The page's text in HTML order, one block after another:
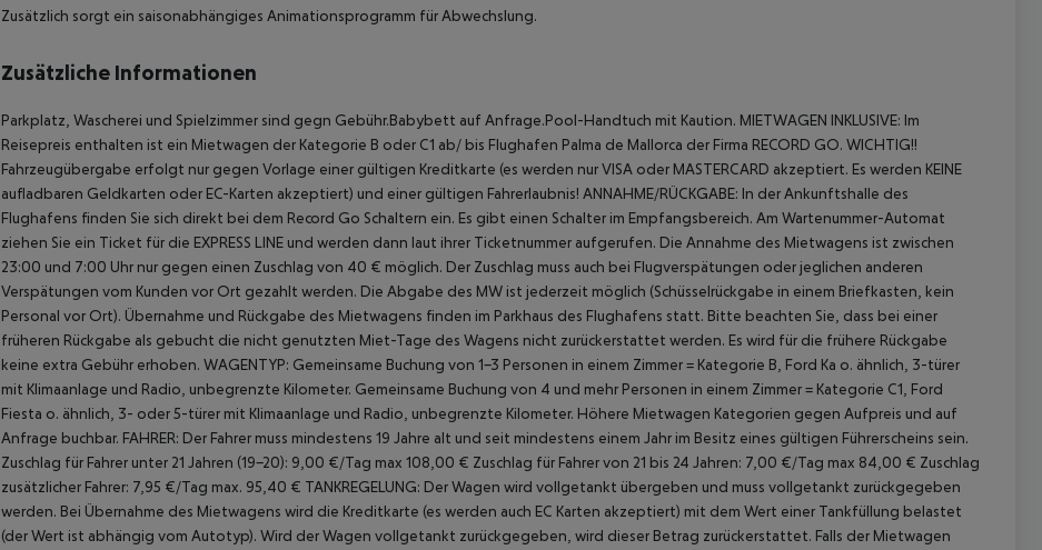
Zusätzlich sorgt ein saisonabhängiges Animationsprogramm für Abwechslung.
Zusätzliche Informationen
Parkplatz, Wascherei und Spielzimmer sind gegn Gebühr.Babybett auf Anfrage.Pool-Handtuch mit Kaution. MIETWAGEN INKLUSIVE: Im
Reisepreis enthalten ist ein Mietwagen der Kategorie B oder C1 ab/ bis Flughafen Palma de Mallorca der Firma RECORD GO. WICHTIG!!
Fahrzeugübergabe erfolgt nur gegen Vorlage einer gültigen Kreditkarte (es werden nur VISA oder MASTERCARD akzeptiert. Es werden KEINE
aufladbaren Geldkarten oder EC-Karten akzeptiert) und einer gültigen Fahrerlaubnis! ANNAHME/RÜCKGABE: In der Ankunftshalle des
Flughafens finden Sie sich direkt bei dem Record Go Schaltern ein. Es gibt einen Schalter im Empfangsbereich. Am Wartenummer-Automat
ziehen Sie ein Ticket für die EXPRESS LINE und werden dann laut ihrer Ticketnummer aufgerufen. Die Annahme des Mietwagens ist zwischen
23:00 und 7:00 Uhr nur gegen einen Zuschlag von 40 € möglich. Der Zuschlag muss auch bei Flugverspätungen oder jeglichen anderen
Verspätungen vom Kunden vor Ort gezahlt werden. Die Abgabe des MW ist jederzeit möglich (Schüsselrückgabe in einem Briefkasten, kein
Personal vor Ort). Übernahme und Rückgabe des Mietwagens finden im Parkhaus des Flughafens statt. Bitte beachten Sie, dass bei einer
früheren Rückgabe als gebucht die nicht genutzten Miet-Tage des Wagens nicht zurückerstattet werden. Es wird für die frühere Rückgabe
keine extra Gebühr erhoben. WAGENTYP: Gemeinsame Buchung von 1-3 Personen in einem Zimmer = Kategorie B, Ford Ka o. ähnlich, 3-türer
mit Klimaanlage und Radio, unbegrenzte Kilometer. Gemeinsame Buchung von 4 und mehr Personen in einem Zimmer = Kategorie C1, Ford
Fiesta o. ähnlich, 3- oder 5-türer mit Klimaanlage und Radio, unbegrenzte Kilometer. Höhere Mietwagen Kategorien gegen Aufpreis und auf
Anfrage buchbar. FAHRER: Der Fahrer muss mindestens 19 Jahre alt und seit mindestens einem Jahr im Besitz eines gültigen Führerscheins sein.
Zuschlag für Fahrer unter 21 Jahren (19-20): 9,00 €/Tag max 108,00 € Zuschlag für Fahrer von 21 bis 24 Jahren: 7,00 €/Tag max 84,00 € Zuschlag
zusätzlicher Fahrer: 7,95 €/Tag max. 95,40 € TANKREGELUNG: Der Wagen wird vollgetankt übergeben und muss vollgetankt zurückgegeben
werden. Bei Übernahme des Mietwagens wird die Kreditkarte (es werden auch EC Karten akzeptiert) mit dem Wert einer Tankfüllung belastet
(der Wert ist abhängig vom Autotyp). Wird der Wagen vollgetankt zurückgegeben, wird dieser Betrag zurückerstattet. Falls der Mietwagen